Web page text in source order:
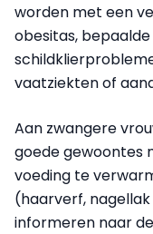
worden met een
obesitas,
vaatziekten of
Aan zwangere
goede gewoontes
voeding te
(haarverf,
informeren naar